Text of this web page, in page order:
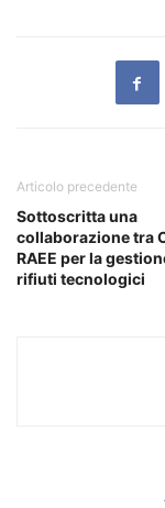
Articolo precedente
Sottoscritta una
collaborazione tra
RAEE per la
rifiuti tecnologici